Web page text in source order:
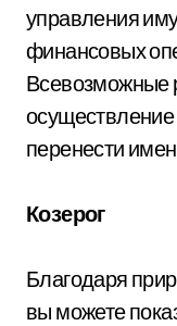
управления
финансовых
Всевозможные
перенести
Козерог
Благодаря
вы можете